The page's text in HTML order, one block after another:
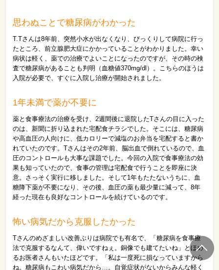
思わぬことで糖尿病がわかった
T.Tさんは8年前、突然小水が出なくなり、びっくりして病院に行っ
たところ、前立腺肥大症にかかっていることがわかりました。幸い
病状は軽く、薬での治療でよいことになったのですが、その時の検
査で糖尿病があることも判明（血糖値370mg/dl）。こちらのほうは
入院が必要で、すぐに入院し治療が開始されました。
1年未満で薬が不要に
薬と食事療法の治療を受け、2週間後に退院したTさんの目に入った
のは、新聞に折り込まれた宅配食チラシでした。そこには、糖尿病
や高血圧の人向けに、低カロリーで減塩のお弁当を宅配すると書か
れていたのです。Tさんはその2年前、脳出血で倒れているので、血
圧のコントロールも大事な課題でした。今回の入院で食事療法の効
果も知っていたので、食事の管理は宅配食で行うことを即座に決
意。さっそく実行に移しました。そして1年もたたないうちに、血
糖降下薬が不要になり、その後、血圧の薬も最少量に減って、8年
経った現在も良好なコントロールを続けているのです。
怖い病気だから克服したかった
Tさんのめざましい改善ぶりは病院でも有名で、「糖尿病を食事療
法で克服するなんて、偉いですねぇ。銅像でも建てたいね」とほめ
るお医者さんもいたほどです。「私は一度死に損なっていますから
ね。糖尿病もこわい病気だから…。自覚症状がないからみんな軽く